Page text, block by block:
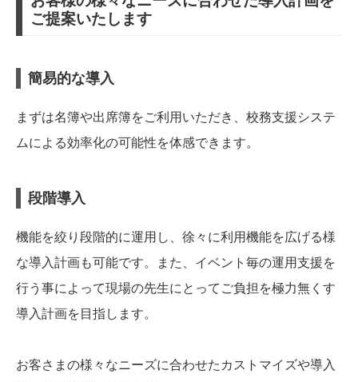
ご提案いたします
簡易的な導入
まずは名簿や出席簿をご利用いただき、校務支援システ
ムによる効率化の可能性を体感できます。
段階導入
機能を絞り段階的に運用し、徐々に利用機能を広げる様
な導入計画も可能です。また、イベント毎の運用支援を
行う事によって現場の先生にとってご負担を極力無くす
導入計画を目指します。
お客さまの様々なニーズに合わせたカストマイズや導入